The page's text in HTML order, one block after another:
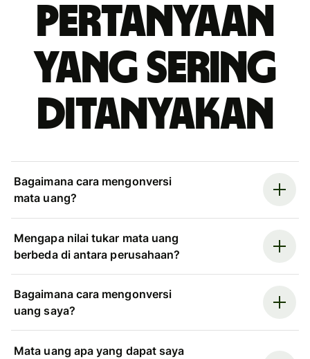
Pertanyaan
yang sering
ditanyakan
Bagaimana cara mengonversi
mata uang?
Mengapa nilai tukar mata uang
berbeda di antara perusahaan?
Bagaimana cara mengonversi
uang saya?
Mata uang apa yang dapat saya